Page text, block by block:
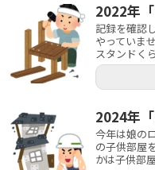
2022年
記録を確認
やっていま
スタンドく
2024年
今年は娘の
の子供部屋
かは子供部